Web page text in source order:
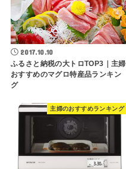
2017.10.10
ふるさと納税の大トロTOP3｜主婦
おすすめのマグロ特産品ランキン
グ
主婦のおすすめランキング